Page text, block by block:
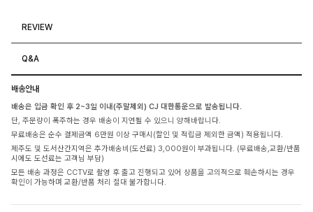
REVIEW
Q&A
배송안내
배송은 입금 확인 후 2~3일 이내(주말제외) CJ 대한통운으로 발송됩니다.
단, 주문량이 폭주하는 경우 배송이 지연될 수 있으니 양해바랍니다.
무료배송은 순수 결제금액 6만원 이상 구매시(할인 및 적립금 제외한 금액) 적용됩니다.
제주도 및 도서산간지역은 추가배송비(도선료) 3,000원이 부과됩니다. (무료배송,교환/반품
시에도 도선료는 고객님 부담)
모든 배송 과정은 CCTV로 촬영 후 출고 진행되고 있어 상품을 고의적으로 훼손하시는 경우
확인이 가능하며 교환/반품 처리 절대 불가합니다.